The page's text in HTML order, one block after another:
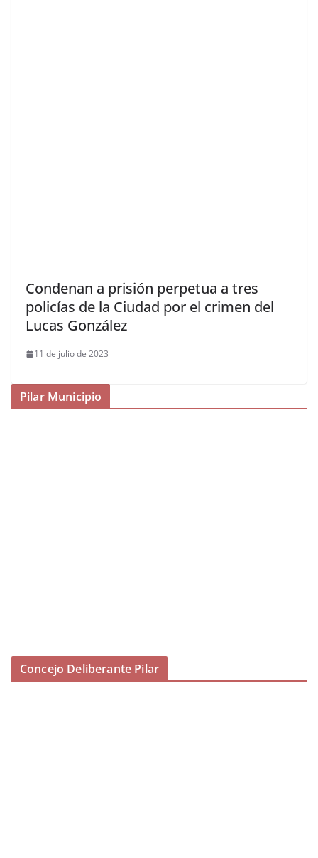
Condenan a prisión perpetua a tres
policías de la Ciudad por el crimen del
Lucas González
11 de julio de 2023
Pilar Municipio
Concejo Deliberante Pilar